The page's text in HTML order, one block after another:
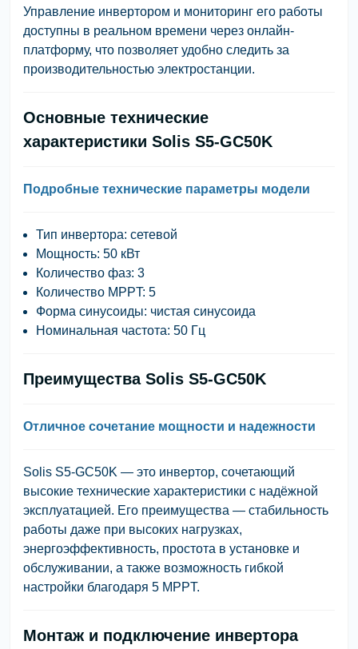
Управление инвертором и мониторинг его работы
доступны в реальном времени через онлайн-
платформу, что позволяет удобно следить за
производительностью электростанции.
Основные технические
характеристики Solis S5-GC50K
Подробные технические параметры модели
Тип инвертора: сетевой
Мощность: 50 кВт
Количество фаз: 3
Количество MPPT: 5
Форма синусоиды: чистая синусоида
Номинальная частота: 50 Гц
Преимущества Solis S5-GC50K
Отличное сочетание мощности и надежности
Solis S5-GC50K — это инвертор, сочетающий
высокие технические характеристики с надёжной
эксплуатацией. Его преимущества — стабильность
работы даже при высоких нагрузках,
энергоэффективность, простота в установке и
обслуживании, а также возможность гибкой
настройки благодаря 5 MPPT.
Монтаж и подключение инвертора